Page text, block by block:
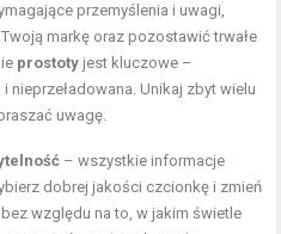
przemyślenia i uwagi,
markę oraz pozostawić trwałe
prostoty jest kluczowe –
Unikaj zbyt wielu
uwagę.
– wszystkie informacje
dobrej jakości czcionkę i zmień
względu na to, w jakim świetle